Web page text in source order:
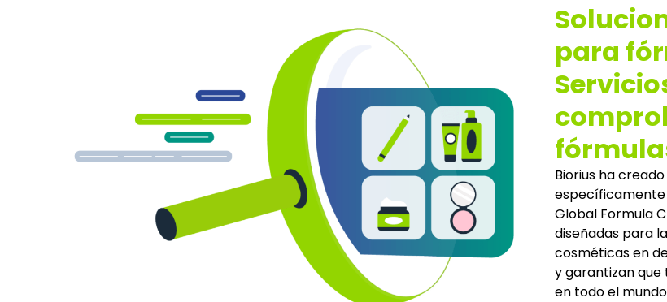
para
Biorius ha
específicamente
Global Formula
diseñadas para
cosméticas en
y garantizan
en todo el